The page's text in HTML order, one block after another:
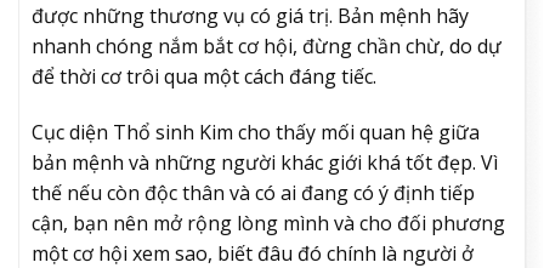
được những thương vụ có giá trị. Bản mệnh hãy
nhanh chóng nắm bắt cơ hội, đừng chần chừ, do dự
để thời cơ trôi qua một cách đáng tiếc.
Cục diện Thổ sinh Kim cho thấy mối quan hệ giữa
bản mệnh và những người khác giới khá tốt đẹp. Vì
thế nếu còn độc thân và có ai đang có ý định tiếp
cận, bạn nên mở rộng lòng mình và cho đối phương
một cơ hội xem sao, biết đâu đó chính là người ở